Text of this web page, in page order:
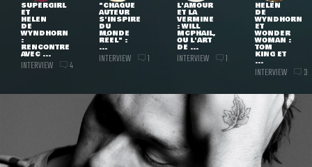
SUPERGIRL
ET
HELEN
DE
WYNDHORN
:
RENCONTRE
AVEC ...
INTERVIEW 4
"CHAQUE
AUTEUR
S'INSPIRE
DU
MONDE
RÉEL" :
...
INTERVIEW 1
L'AMOUR
ET LA
VERMINE
: WILL
MCPHAIL,
OU L'ART
DE ...
INTERVIEW 1
HELEN
DE
WYNDHORN
ET
WONDER
WOMAN :
TOM
KING ET
...
INTERVIEW 3